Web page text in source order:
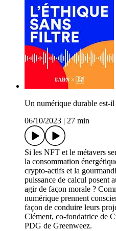
Un numérique durable est-il
06/10/2023
27 min
Si les NFT et le métavers
la consommation
crypto-actifs et la
puissance de calcul posent
agir de façon morale ?
numérique prennent
façon de conduire leurs
Clément, co-fondatrice de
PDG de Greenweez.